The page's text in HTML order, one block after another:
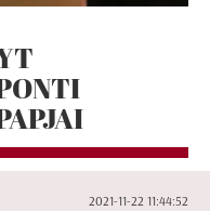
2021-11-22 11:44:52